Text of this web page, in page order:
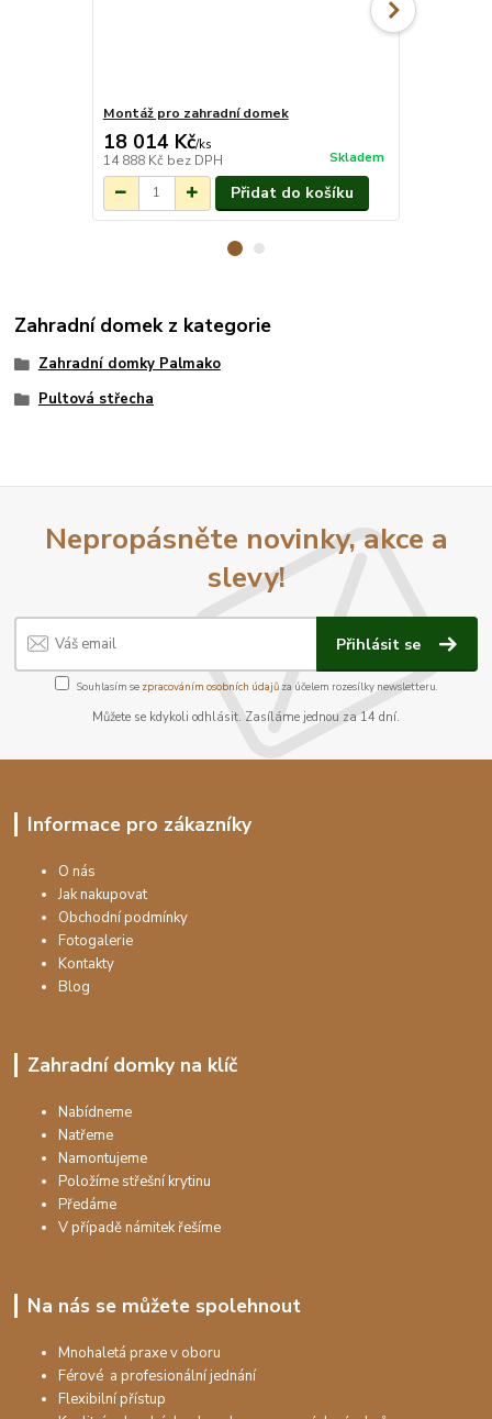
Montáž pro zahradní domek
18 014 Kč/ks
14 888 Kč bez DPH Skladem
Přidat do košíku
Zahradní domek z kategorie
Zahradní domky Palmako
Pultová střecha
Nepropásněte novinky, akce a
slevy!
Přihlásit se
Souhlasím se zpracováním osobních údajůza účelem rozesílky newsletteru.
Můžete se kdykoli odhlásit. Zasíláme jednou za 14 dní.
Informace pro zákazníky
O nás
Jak nakupovat
Obchodní podmínky
Fotogalerie
Kontakty
Blog
Zahradní domky na klíč
Nabídneme
Natřeme
Namontujeme
Položíme střešní krytinu
Předáme
V případě námitek řešíme
Na nás se můžete spolehnout
Mnohaletá praxe v oboru
Férové a profesionální jednání
Flexibilní přístup